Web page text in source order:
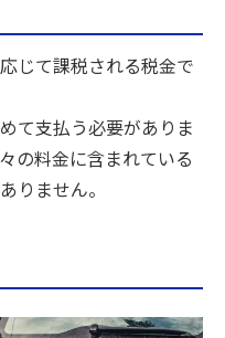
じて課税される税金で
て支払う必要がありま
の料金に含まれている
りません。